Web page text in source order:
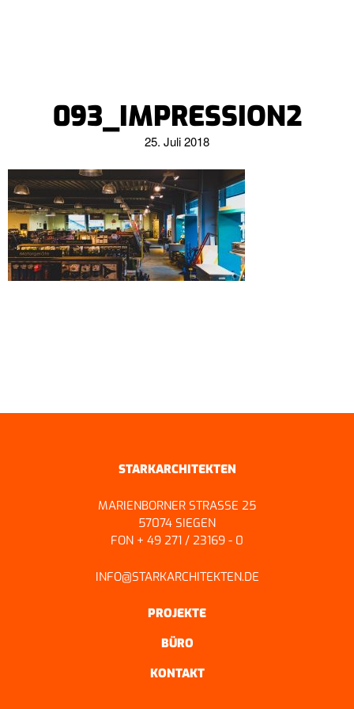
093_IMPRESSION2
25. Juli 2018
STARKARCHITEKTEN
MARIENBORNER STRASSE 25
57074 SIEGEN
FON + 49 271 / 23169 - 0
INFO@STARKARCHITEKTEN.DE
PROJEKTE
BÜRO
KONTAKT